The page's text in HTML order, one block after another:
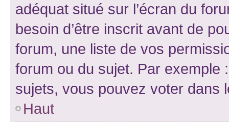
adéquat situé sur l’écran du
besoin d’être inscrit avant de
forum, une liste de vos
forum ou du sujet. Par exemple
sujets, vous pouvez voter dans
Haut